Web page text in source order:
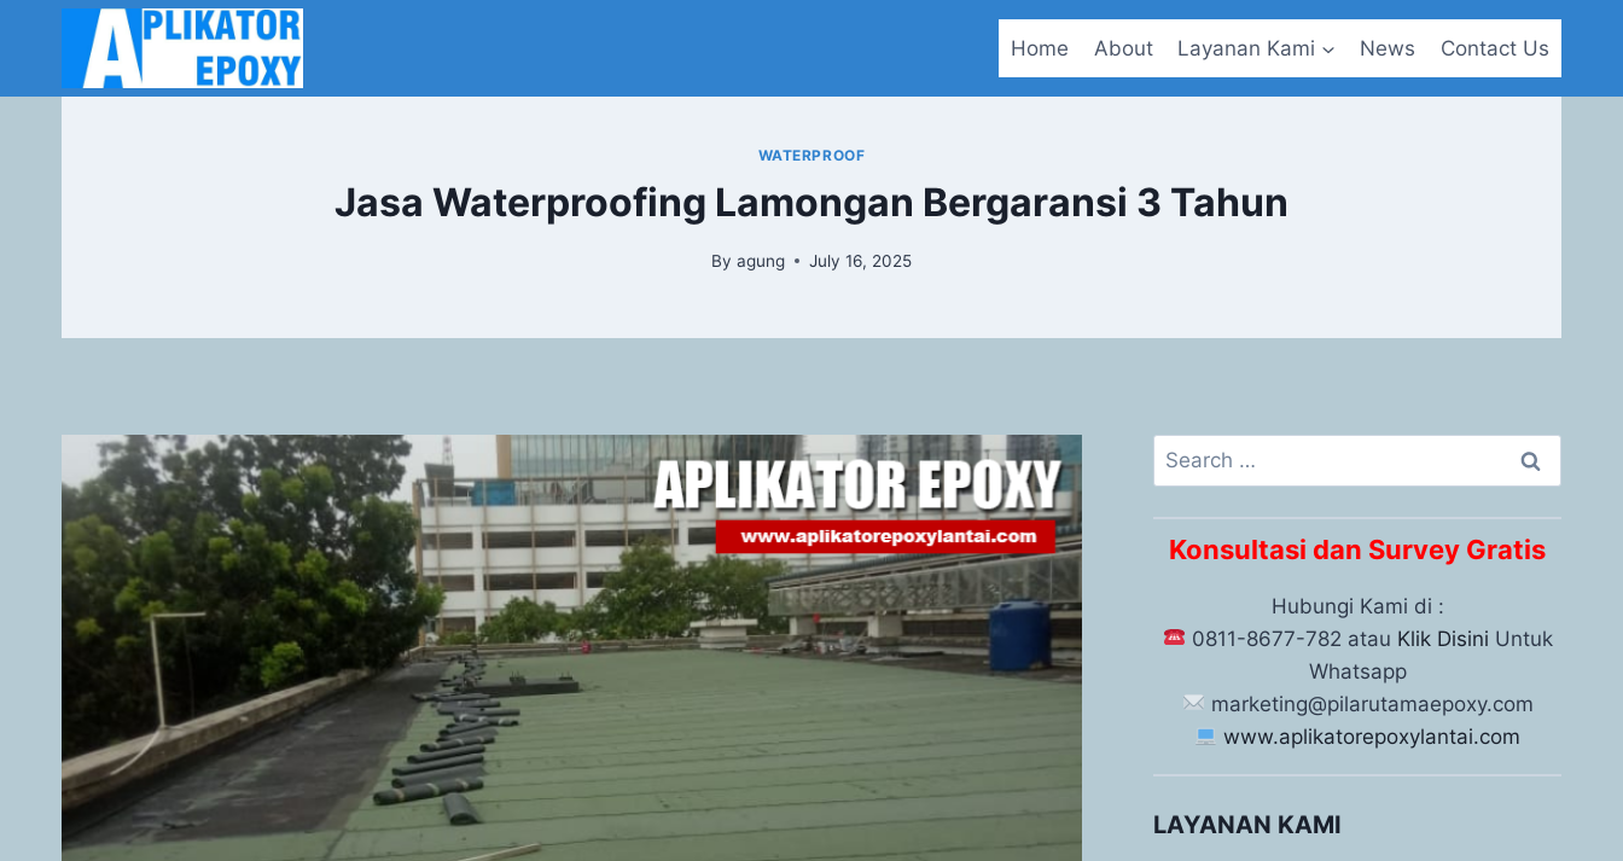
Home About Layanan Kami News Contact Us
WATERPROOF
Jasa Waterproofing Lamongan Bergaransi 3 Tahun
By agung July 16, 2025
Konsultasi dan Survey Gratis
Hubungi Kami di :
0811-8677-782 atau Klik Disini Untuk
Whatsapp
marketing@pilarutamaepoxy.com
www.aplikatorepoxylantai.com
LAYANAN KAMI